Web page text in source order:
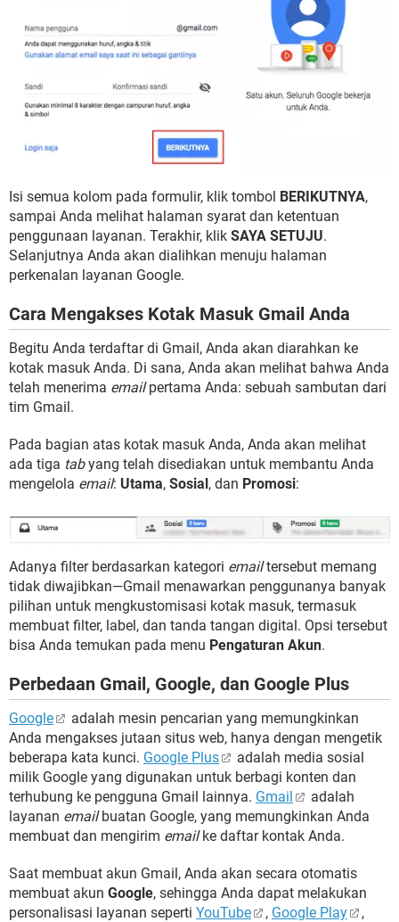
Isi semua kolom pada formulir, klik tombol BERIKUTNYA,
sampai Anda melihat halaman syarat dan ketentuan
penggunaan layanan. Terakhir, klik SAYA SETUJU.
Selanjutnya Anda akan dialihkan menuju halaman
perkenalan layanan Google.
Cara Mengakses Kotak Masuk Gmail Anda
Begitu Anda terdaftar di Gmail, Anda akan diarahkan ke
kotak masuk Anda. Di sana, Anda akan melihat bahwa Anda
telah menerima emailpertama Anda: sebuah sambutan dari
tim Gmail.
Pada bagian atas kotak masuk Anda, Anda akan melihat
ada tiga tabyang telah disediakan untuk membantu Anda
mengelola email: Utama, Sosial, dan Promosi:
Adanya filter berdasarkan kategori emailtersebut memang
tidak diwajibkan—Gmail menawarkan penggunanya banyak
pilihan untuk mengkustomisasi kotak masuk, termasuk
membuat filter, label, dan tanda tangan digital. Opsi tersebut
bisa Anda temukan pada menu Pengaturan Akun.
Perbedaan Gmail, Google, dan Google Plus
Google
adalah mesin pencarian yang memungkinkan
Anda mengakses jutaan situs web, hanya dengan mengetik
beberapa kata kunci. Google Plus
adalah media sosial
milik Google yang digunakan untuk berbagi konten dan
terhubung ke pengguna Gmail lainnya. Gmail
adalah
layanan emailbuatan Google, yang memungkinkan Anda
membuat dan mengirim emailke daftar kontak Anda.
Saat membuat akun Gmail, Anda akan secara otomatis
membuat akun Google, sehingga Anda dapat melakukan
personalisasi layanan seperti YouTube , Google Play
,